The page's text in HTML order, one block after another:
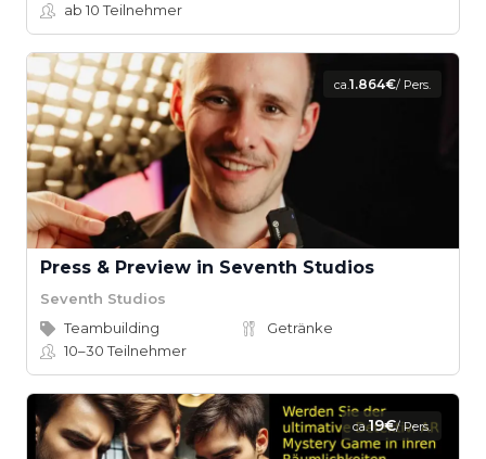
ab 10Teilnehmer
ca.1.864€/ Pers.
Press & Preview in Seventh Studios
Seventh Studios
Teambuilding
Getränke
10–30Teilnehmer
ca.19€/ Pers.